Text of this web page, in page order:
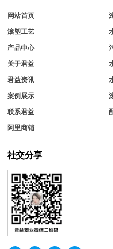
网站首页
滚塑工艺
产品中心
关于君益
君益资讯
案例展示
联系君益
阿里商铺
社交分享